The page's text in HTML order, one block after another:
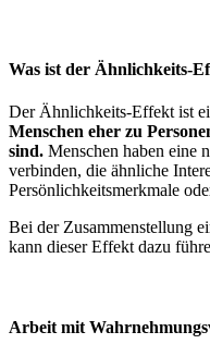
Was ist der Ähnlichkeits-
Der Ähnlichkeits-Effekt ist
Menschen eher zu
sind. Menschen haben eine
verbinden, die ähnliche
Persönlichkeitsmerkmale
Bei der Zusammenstellung
kann dieser Effekt dazu
Arbeit mit